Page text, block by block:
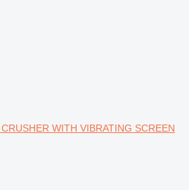
WITH VIBRATING SCREEN